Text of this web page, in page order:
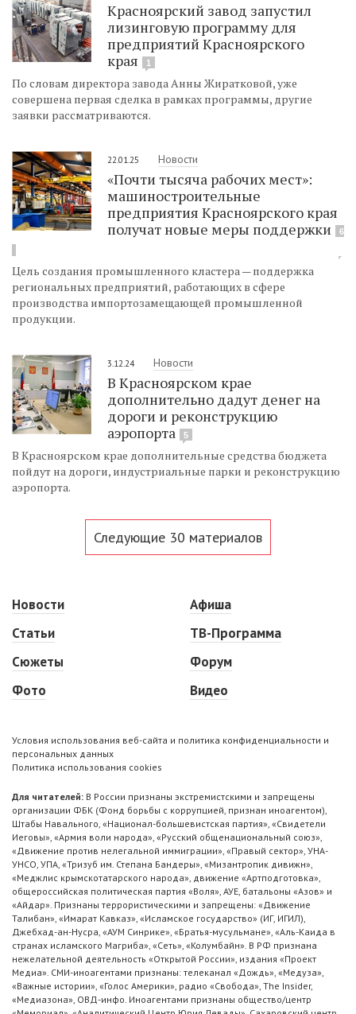
Красноярский завод запустил
лизинговую программу для
предприятий Красноярского
края
1
По словам директора завода Анны Жиратковой, уже
совершена первая сделка в рамках программы, другие
заявки рассматриваются.
22.01.25 Новости
«Почти тысяча рабочих мест»:
машиностроительные
предприятия Красноярского края
получат новые меры поддержки
6
Цель создания промышленного кластера — поддержка
региональных предприятий, работающих в сфере
производства импортозамещающей промышленной
продукции.
3.12.24 Новости
В Красноярском крае
дополнительно дадут денег на
дороги и реконструкцию
аэропорта
5
В Красноярском крае дополнительные средства бюджета
пойдут на дороги, индустриальные парки и реконструкцию
аэропорта.
Следующие 30 материалов
Новости
Статьи
Сюжеты
Фото
Афиша
ТВ-Программа
Форум
Видео
Условия использования веб-сайта и политика конфиденциальности и
персональных данных
Политика использования cookies
Для читателей: В России признаны экстремистскими и запрещены
организации ФБК (Фонд борьбы с коррупцией, признан иноагентом),
Штабы Навального, «Национал-большевистская партия», «Свидетели
Иеговы», «Армия воли народа», «Русский общенациональный союз»,
«Движение против нелегальной иммиграции», «Правый сектор», УНА-
УНСО, УПА, «Тризуб им. Степана Бандеры», «Мизантропик дивижн»,
«Меджлис крымскотатарского народа», движение «Артподготовка»,
общероссийская политическая партия «Воля», АУЕ, батальоны «Азов» и
«Айдар». Признаны террористическими и запрещены: «Движение
Талибан», «Имарат Кавказ», «Исламское государство» (ИГ, ИГИЛ),
Джебхад-ан-Нусра, «АУМ Синрике», «Братья-мусульмане», «Аль-Каида в
странах исламского Магриба», «Сеть», «Колумбайн». В РФ признана
нежелательной деятельность «Открытой России», издания «Проект
Медиа». СМИ-иноагентами признаны: телеканал «Дождь», «Медуза»,
«Важные истории», «Голос Америки», радио «Свобода», The Insider,
«Медиазона», ОВД-инфо. Иноагентами признаны общество/центр